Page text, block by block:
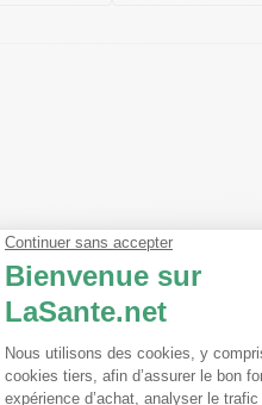
extract Zingiber officinale
alcohol(Plant-derived
B5) Guar
vulgare leaf extract
alcohol) ²Pelargonium
angustifolia oil Caprylyl